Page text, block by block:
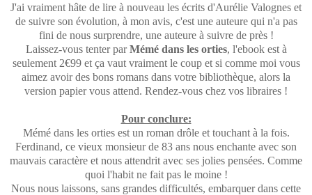
J'ai vraiment hâte de lire à nouveau les écrits d'Aurélie Valognes et
de suivre son évolution, à mon avis, c'est une auteure qui n'a pas
fini de nous surprendre, une auteure à suivre de près !
Laissez-vous tenter parMémé dans les orties, l'ebook est à
seulement 2€99 et ça vaut vraiment le coup et si comme moi vous
aimez avoir des bons romans dans votre bibliothèque, alors la
version papier vous attend. Rendez-vous chez vos libraires !
Pour conclure:
Mémé dans les orties est un roman drôle et touchant à la fois.
Ferdinand, ce vieux monsieur de 83 ans nous enchante avec son
mauvais caractère et nous attendrit avec ses jolies pensées. Comme
quoi l'habit ne fait pas le moine !
Nous nous laissons, sans grandes difficultés, embarquer dans cette